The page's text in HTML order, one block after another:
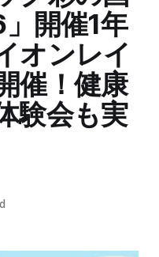
開催1年
オンレイ
催！健康
験会も実